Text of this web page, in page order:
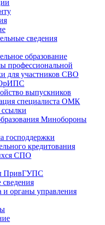
сведения
образование
профессиональной
для участников СВО
выпускников
специалиста ОМК
Минобороны
господдержки
кредитования
СПО
ПривГУПС
и органы управления